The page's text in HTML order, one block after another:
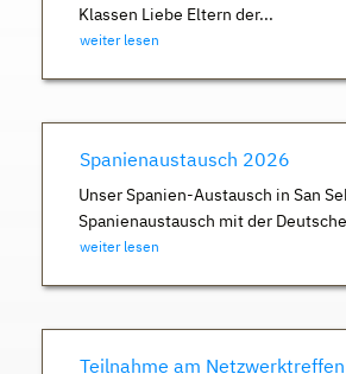
Klassen Liebe Eltern der...
weiter lesen
Spanienaustausch 2026
Unser Spanien-Austausch in San
Spanienaustausch mit der
weiter lesen
Teilnahme am